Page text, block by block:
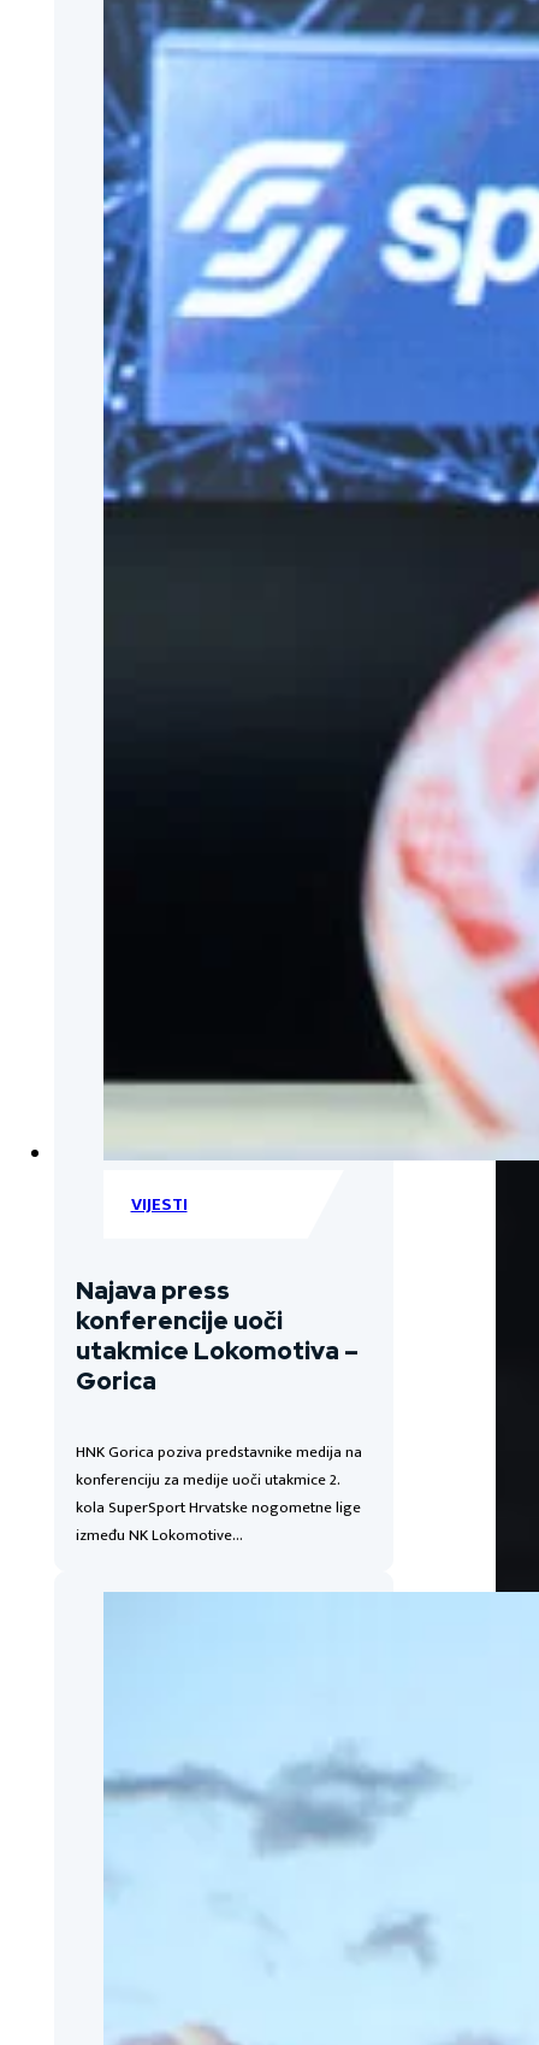
VIJESTI
Najava press
konferencije uoči
utakmice Lokomotiva –
Gorica
HNK Gorica poziva predstavnike medija na
konferenciju za medije uoči utakmice 2.
kola SuperSport Hrvatske nogometne lige
između NK Lokomotive…